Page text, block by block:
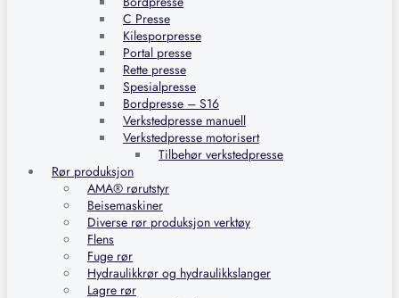
C Presse
Kilesporpresse
Portal presse
Rette presse
Spesialpresse
Bordpresse – S16
Verkstedpresse manuell
Verkstedpresse motorisert
Tilbehør verkstedpresse
Rør produksjon
AMA® rørutstyr
Beisemaskiner
Diverse rør produksjon verktøy
Flens
Fuge rør
Hydraulikkrør og hydraulikkslanger
Lagre rør